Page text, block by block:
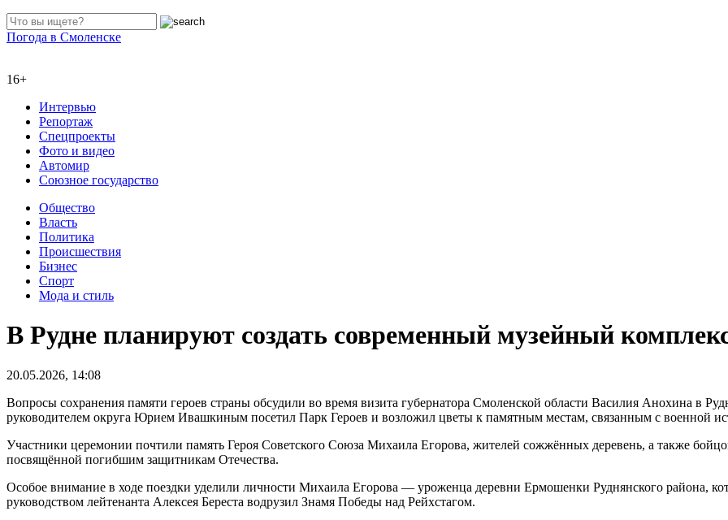
Погода в Смоленске
16+
Интервью
Репортаж
Спецпроекты
Фото и видео
Автомир
Союзное государство
Общество
Власть
Политика
Происшествия
Бизнес
Спорт
Мода и стиль
В Рудне планируют создать современный музейный
20.05.2026, 14:08
Вопросы сохранения памяти героев страны обсудили во время визита губернатора Смоленской области Василия Анохина в
руководителем округа Юрием Ивашкиным посетил Парк Героев и возложил цветы к памятным местам, связанным с военной
Участники церемонии почтили память Героя Советского Союза Михаила Егорова, жителей сожжённых деревень, а также
посвящённой погибшим защитникам Отечества.
Особое внимание в ходе поездки уделили личности Михаила Егорова — уроженца деревни Ермошенки Руднянского района,
руководством лейтенанта Алексея Береста водрузил Знамя Победы над Рейхстагом.